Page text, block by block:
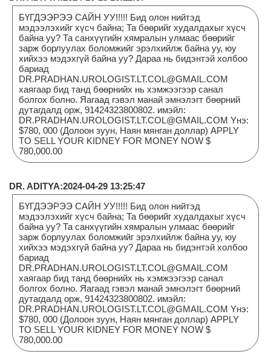
БҮГДЭЭРЭЭ САЙН УУ!!!!! Бид олон нийтэд
мэдээлэхийг хүсч байна; Та бөөрийг худалдахыг хүсч
байна уу? Та санхүүгийн хямралын улмаас бөөрийг
зарж борлуулах боломжийг эрэлхийлж байна уу, юу
хийхээ мэдэхгүй байна уу? Дараа нь бидэнтэй холбоо
бариад
DR.PRADHAN.UROLOGIST.LT.COL@GMAIL.COM
хаягаар бид танд бөөрнийх нь хэмжээгээр санал
болгох болно. Яагаад гэвэл манай эмнэлэгт бөөрний
дутагдалд орж, 91424323800802. имэйл:
DR.PRADHAN.UROLOGIST.LT.COL@GMAIL.COM Yнэ:
$780, 000 (Долоон зуун, Наян мянган доллар) APPLY
TO SELL YOUR KIDNEY FOR MONEY NOW $
780,000.00
DR. ADITYA:2024-04-29 13:25:47
БҮГДЭЭРЭЭ САЙН УУ!!!!! Бид олон нийтэд
мэдээлэхийг хүсч байна; Та бөөрийг худалдахыг хүсч
байна уу? Та санхүүгийн хямралын улмаас бөөрийг
зарж борлуулах боломжийг эрэлхийлж байна уу, юу
хийхээ мэдэхгүй байна уу? Дараа нь бидэнтэй холбоо
бариад
DR.PRADHAN.UROLOGIST.LT.COL@GMAIL.COM
хаягаар бид танд бөөрнийх нь хэмжээгээр санал
болгох болно. Яагаад гэвэл манай эмнэлэгт бөөрний
дутагдалд орж, 91424323800802. имэйл:
DR.PRADHAN.UROLOGIST.LT.COL@GMAIL.COM Yнэ:
$780, 000 (Долоон зуун, Наян мянган доллар) APPLY
TO SELL YOUR KIDNEY FOR MONEY NOW $
780,000.00